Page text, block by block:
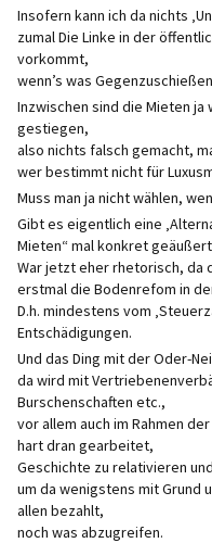
Insofern kann ich da nichts
zumal Die Linke in der
vorkommt,
wenn’s was
Inzwischen sind die Mieten ja
gestiegen,
also nichts falsch gemacht,
wer bestimmt nicht für
Muss man ja nicht wählen,
Gibt es eigentlich eine
Mieten“ mal konkret
War jetzt eher rhetorisch, da
erstmal die Bodenrefom in
D.h. mindestens vom
Entschädigungen.
Und das Ding mit der Oder-
da wird mit
Burschenschaften etc.,
vor allem auch im Rahmen der
hart dran gearbeitet,
Geschichte zu relativieren
um da wenigstens mit Grund
allen bezahlt,
noch was abzugreifen.